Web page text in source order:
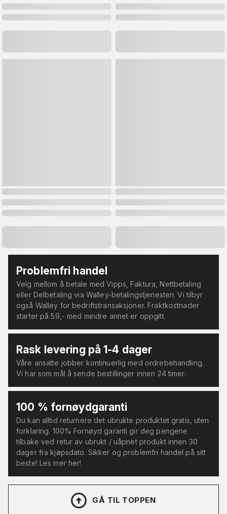
Problemfri handel
Velg mellom å betale med Vipps, Faktura, Nettbetaling
eller Delbetaling via Walley-betalingstjenesten. Vi tilbyr
også Walley for bedriftstransaksjoner. Fraktkostnader
starter på 59,- med mindre annet er oppgitt.
Rask levering på 1-4 dager
Våre ansatte jobber kontinuerlig med ordrebehandling.
Vi har som mål å sende bestillinger innen 24 timer.
100 % fornøydgaranti
Du kan alltid returnere det ubrukte produktet gratis, uten
forklaring. 100% Fornøyd garanti gir deg pengene
tilbake ved retur av ubrukt / uåpnet produkt innen 30
dager fra kjøpsdato. Sikker og problemfri handel på sitt
beste! Les mer her!
GÅ TIL TOPPEN